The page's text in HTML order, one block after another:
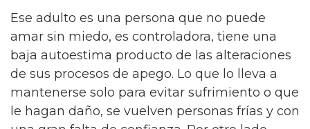
Ese adulto es una persona que no puede
amar sin miedo, es controladora, tiene una
baja autoestima producto de las alteraciones
de sus procesos de apego. Lo que lo lleva a
mantenerse solo para evitar sufrimiento o que
le hagan daño, se vuelven personas frías y con